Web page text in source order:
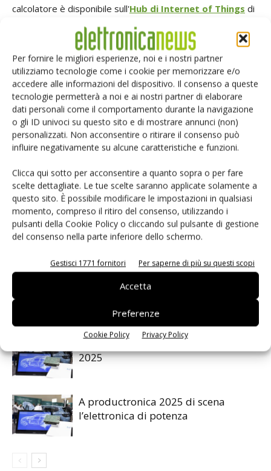
Per fornire le migliori esperienze, noi e i nostri partner
utilizziamo tecnologie come i cookie per memorizzare e/o
accedere alle informazioni del dispositivo. Il consenso a queste
tecnologie permetterà a noi e ai nostri partner di elaborare
dati personali come il comportamento durante la navigazione
o gli ID univoci su questo sito e di mostrare annunci (non)
personalizzati. Non acconsentire o ritirare il consenso può
influire negativamente su alcune caratteristiche e funzioni.
Clicca qui sotto per acconsentire a quanto sopra o per fare
scelte dettagliate. Le tue scelte saranno applicate solamente a
questo sito. È possibile modificare le impostazioni in qualsiasi
momento, compreso il ritiro del consenso, utilizzando i
pulsanti della Cookie Policy o cliccando sul pulsante di gestione
del consenso nella parte inferiore dello schermo.
Gestisci 1771 fornitori Per saperne di più su questi scopi
Accetta
Preferenze
Cookie Policy Privacy Policy
calcolatore è disponibile sull'Hub di Internet of Things di
: un portale web one-stop che offre novità, punti di
vista, articoli e strumenti attinenti alle applicazioni IoT.
Inoltre, è disponibile anche un articolo che spiega il
funzionamento del calcolatore ed elenca i fattori che
determinano la durata della batteria nelle applicazioni IoT.
TAG Internet delle Cose
Facebook Twitter
ELETTRONICA ITALIA – Ecco chi
Conto alla rovescia per productronica
2025
A productronica 2025 di scena
l’elettronica di potenza